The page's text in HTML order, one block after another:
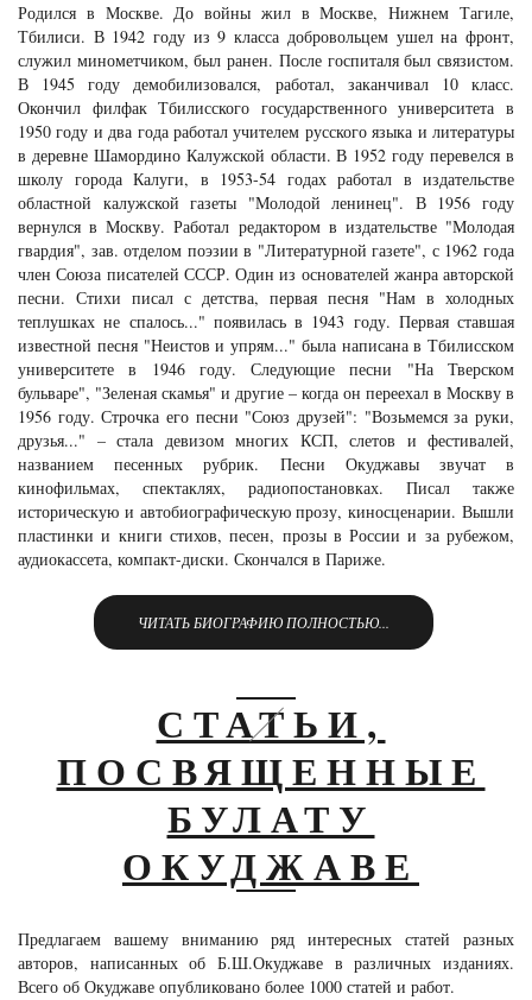
Родился в Москве. До войны жил в Москве, Нижнем Тагиле,
Тбилиси. В 1942 году из 9 класса добровольцем ушел на фронт,
служил минометчиком, был ранен. После госпиталя был связистом.
В 1945 году демобилизовался, работал, заканчивал 10 класс.
Окончил филфак Тбилисского государственного университета в
1950 году и два года работал учителем русского языка и литературы
в деревне Шамордино Калужской области. В 1952 году перевелся в
школу города Калуги, в 1953-54 годах работал в издательстве
областной калужской газеты "Молодой ленинец". В 1956 году
вернулся в Москву. Работал редактором в издательстве "Молодая
гвардия", зав. отделом поэзии в "Литературной газете", с 1962 года
член Союза писателей СССР. Один из основателей жанра авторской
песни. Стихи писал с детства, первая песня "Нам в холодных
теплушках не спалось..." появилась в 1943 году. Первая ставшая
известной песня "Неистов и упрям..." была написана в Тбилисском
университете в 1946 году. Следующие песни "На Тверском
бульваре", "Зеленая скамья" и другие – когда он переехал в Москву в
1956 году. Строчка его песни "Союз друзей": "Возьмемся за руки,
друзья..." – стала девизом многих КСП, слетов и фестивалей,
названием песенных рубрик. Песни Окуджавы звучат в
кинофильмах, спектаклях, радиопостановках. Писал также
историческую и автобиографическую прозу, киносценарии. Вышли
пластинки и книги стихов, песен, прозы в России и за рубежом,
аудиокассета, компакт-диски. Скончался в Париже.
ЧИТАТЬ БИОГРАФИЮ ПОЛНОСТЬЮ...
СТАТЬИ,
ПОСВЯЩЕННЫЕ
БУЛАТУ
ОКУДЖАВЕ
Предлагаем вашему вниманию ряд интересных статей разных
авторов, написанных об Б.Ш.Окуджаве в различных изданиях.
Всего об Окуджаве опубликовано более 1000 статей и работ.